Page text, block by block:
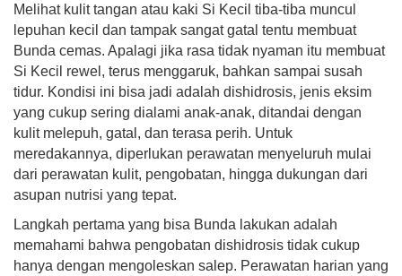
Melihat kulit tangan atau kaki Si Kecil tiba-tiba muncul
lepuhan kecil dan tampak sangat gatal tentu membuat
Bunda cemas. Apalagi jika rasa tidak nyaman itu membuat
Si Kecil rewel, terus menggaruk, bahkan sampai susah
tidur. Kondisi ini bisa jadi adalah dishidrosis, jenis eksim
yang cukup sering dialami anak-anak, ditandai dengan
kulit melepuh, gatal, dan terasa perih. Untuk
meredakannya, diperlukan perawatan menyeluruh mulai
dari perawatan kulit, pengobatan, hingga dukungan dari
asupan nutrisi yang tepat.
Langkah pertama yang bisa Bunda lakukan adalah
memahami bahwa pengobatan dishidrosis tidak cukup
hanya dengan mengoleskan salep. Perawatan harian yang